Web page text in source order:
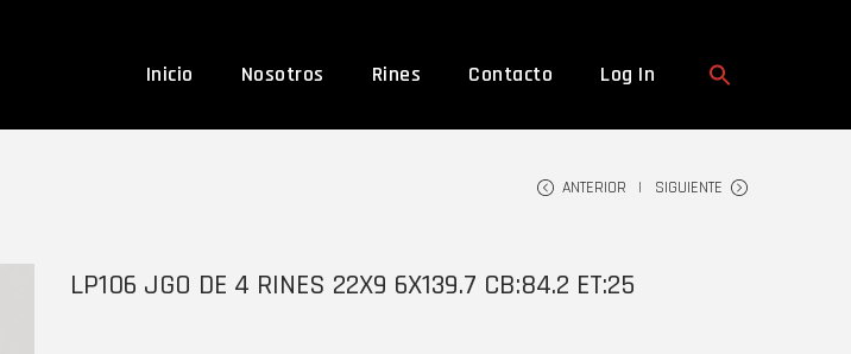
Inicio Nosotros Rines Contacto Log In
ANTERIOR SIGUIENTE
LP106 JGO DE 4 RINES 22X9 6X139.7 CB:84.2 ET:25